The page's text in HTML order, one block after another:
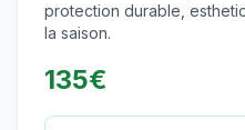
protection durable,
la saison.
135€